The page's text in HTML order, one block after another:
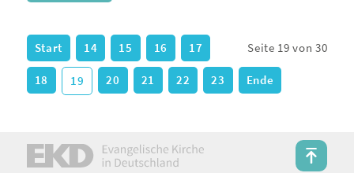
Seite 19 von 30
Start 14 15 16 17
18 19 20 21 22 23 Ende